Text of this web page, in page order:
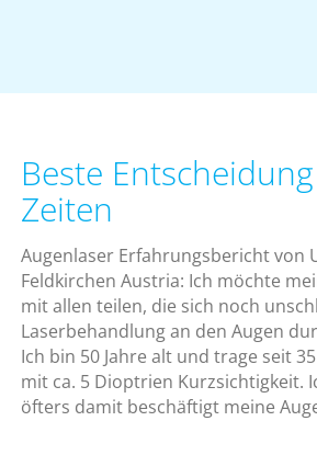
Beste
Zeiten
Augenlaser Erfahrungsbericht von
Feldkirchen Austria: Ich möchte
mit allen teilen, die sich noch
Laserbehandlung an den Augen
Ich bin 50 Jahre alt und trage seit
mit ca. 5 Dioptrien Kurzsichtigkeit.
öfters damit beschäftigt meine